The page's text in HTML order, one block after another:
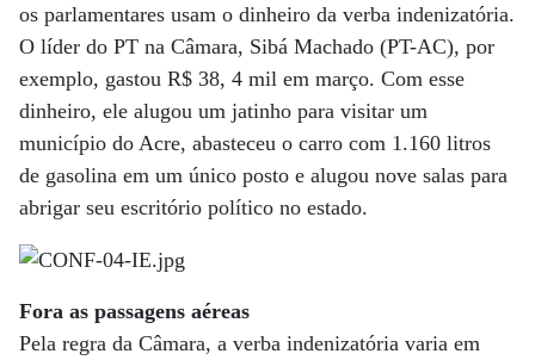
os parlamentares usam o dinheiro da verba indenizatória.
O líder do PT na Câmara, Sibá Machado (PT-AC), por
exemplo, gastou R$ 38, 4 mil em março. Com esse
dinheiro, ele alugou um jatinho para visitar um
município do Acre, abasteceu o carro com 1.160 litros
de gasolina em um único posto e alugou nove salas para
abrigar seu escritório político no estado.
Fora as passagens aéreas
Pela regra da Câmara, a verba indenizatória varia em